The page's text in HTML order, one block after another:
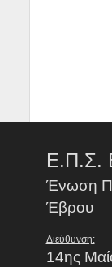
Ε.Π.Σ.
Ένωση
Έβρου
Διεύθυνση:
14ης